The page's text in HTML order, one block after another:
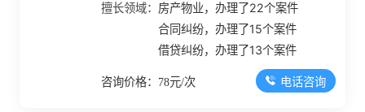
擅长领域： 房产物业，办理了22个案件
合同纠纷，办理了15个案件
借贷纠纷，办理了13个案件
咨询价格：78元/次 电话咨询